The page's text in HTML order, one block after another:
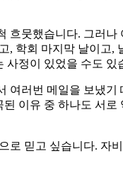
흐뭇했습니다. 그러나
, 학회 마지막 날이고,
정이 있었을 수도 있
여러번 메일을 보냈기
이유 중 하나도 서로
믿고 싶습니다. 자